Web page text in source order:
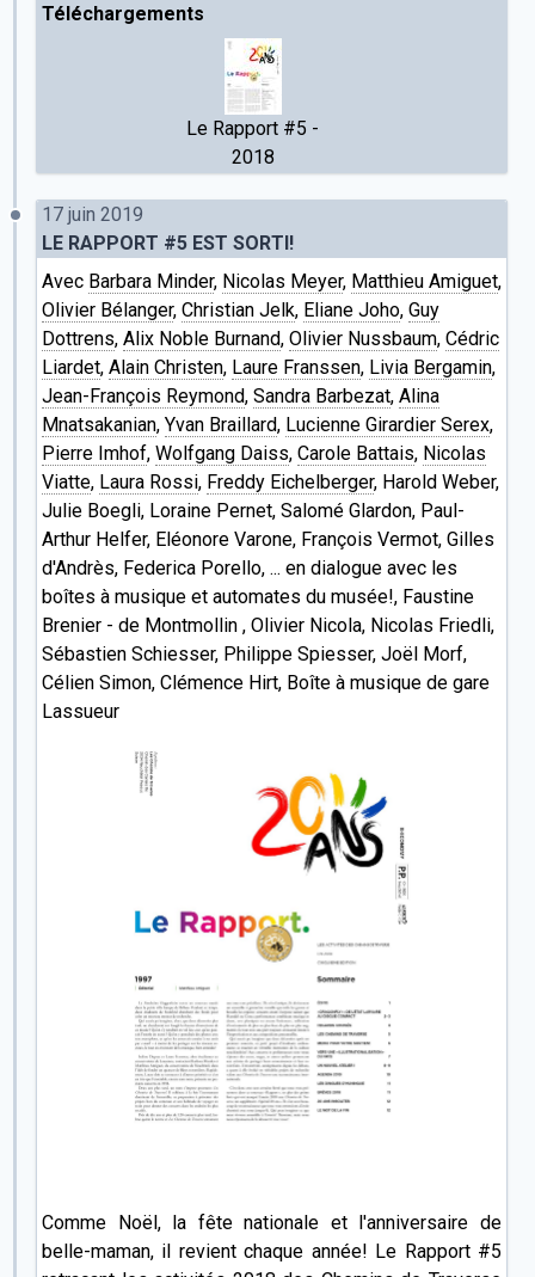
Téléchargements
Le Rapport #5 -
2018
17 juin 2019
LE RAPPORT #5 EST SORTI!
Avec Barbara Minder, Nicolas Meyer, Matthieu Amiguet,
Olivier Bélanger, Christian Jelk, Eliane Joho, Guy
Dottrens, Alix Noble Burnand, Olivier Nussbaum, Cédric
Liardet, Alain Christen, Laure Franssen, Livia Bergamin,
Jean-François Reymond, Sandra Barbezat, Alina
Mnatsakanian, Yvan Braillard, Lucienne Girardier Serex,
Pierre Imhof, Wolfgang Daiss, Carole Battais, Nicolas
Viatte, Laura Rossi, Freddy Eichelberger, Harold Weber,
Julie Boegli, Loraine Pernet, Salomé Glardon, Paul-
Arthur Helfer, Eléonore Varone, François Vermot, Gilles
d'Andrès, Federica Porello, ... en dialogue avec les
boîtes à musique et automates du musée!, Faustine
Brenier - de Montmollin , Olivier Nicola, Nicolas Friedli,
Sébastien Schiesser, Philippe Spiesser, Joël Morf,
Célien Simon, Clémence Hirt, Boîte à musique de gare
Lassueur
Comme Noël, la fête nationale et l'anniversaire de
belle-maman, il revient chaque année! Le Rapport #5